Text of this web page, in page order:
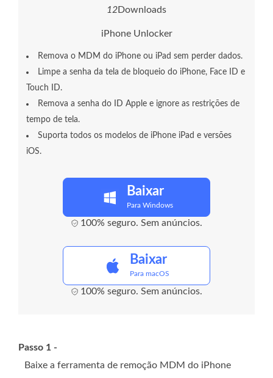
13Downloads
iPhone Unlocker
Remova o MDM do iPhone ou iPad sem perder dados.
Limpe a senha da tela de bloqueio do iPhone, Face ID e
Touch ID.
Remova a senha do ID Apple e ignore as restrições de
tempo de tela.
Suporta todos os modelos de iPhone iPad e versões
iOS.
Baixar
Para Windows
100% seguro. Sem anúncios.
Baixar
Para macOS
100% seguro. Sem anúncios.
Passo 1 -
Baixe a ferramenta de remoção MDM do iPhone